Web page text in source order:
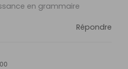
en grammaire
Répondre